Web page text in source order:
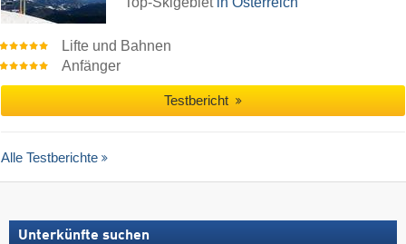
Lifte und Bahnen
Anfänger
Testbericht
Alle Testberichte
Unterkünfte suchen